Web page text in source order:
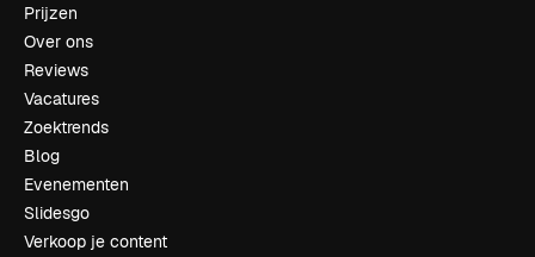
Prijzen
Over ons
Reviews
Vacatures
Zoektrends
Blog
Evenementen
Slidesgo
Verkoop je content